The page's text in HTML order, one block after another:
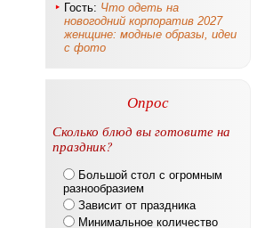
Гость: Что одеть на
новогодний корпоратив 2027
женщине: модные образы, идеи
с фото
Опрос
Сколько блюд вы готовите на
праздник?
разнообразием
Зависит от праздника